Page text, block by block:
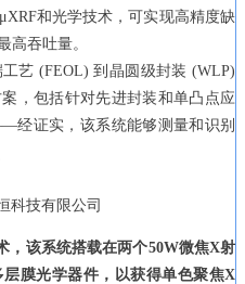
和光学技术，可实现高精度缺
高吞吐量。
艺 (FEOL) 到晶圆级封装 (WLP)
，包括针对先进封装和单凸点应
经证实，该系统能够测量和识别
，该系统搭载在两个50W微焦X射
膜光学器件，以获得单色聚焦X